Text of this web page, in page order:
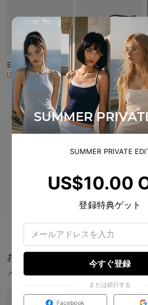
Emblematic S 01
US$ 100.00
AL_01
US$100.00
50代におすすめのフレーム3選
気負わずかけられる上品な3本で、凛とし
おすすめ
メガネフレーム
SUMMER PRIVATE
US$10.00
登録特典ゲット
今すぐ登録
または続行する
Facebook